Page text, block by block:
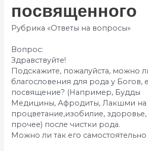
посвященного
Рубрика «Ответы на вопросы»
Вопрос:
Здравствуйте!
Подскажите, пожалуйста, можно
благословения для рода у Богов,
посвящение? (Например, Будды
Медицины, Афродиты, Лакшми на
процветание,изобилие, здоровье,
прочее) после чистки рода.
Можно ли так его самостоятельно